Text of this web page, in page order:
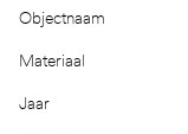
Objectnaam
Materiaal
Jaar